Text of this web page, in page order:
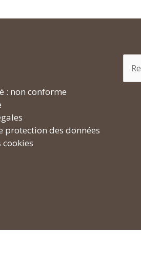
: non conforme
protection des données
cookies